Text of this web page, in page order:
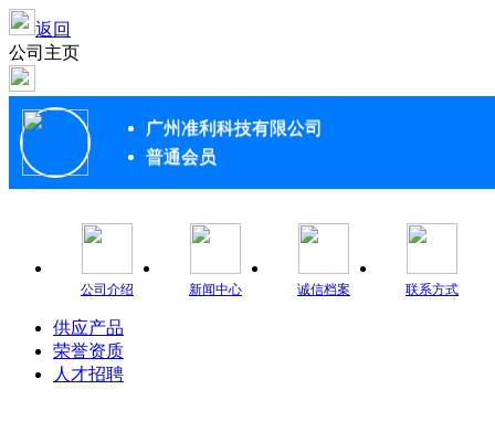
返回
公司主页
广州准利科技有限公司
普通会员
公司介绍 新闻中心 诚信档案 联系方式
供应产品
荣誉资质
人才招聘